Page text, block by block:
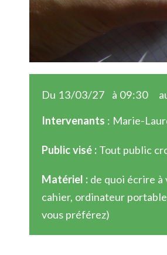
Du 13/03/27 à 09:30
Intervenants : Marie-
Public visé : Tout public
Matériel : de quoi écrire
cahier, ordinateur
vous préférez)